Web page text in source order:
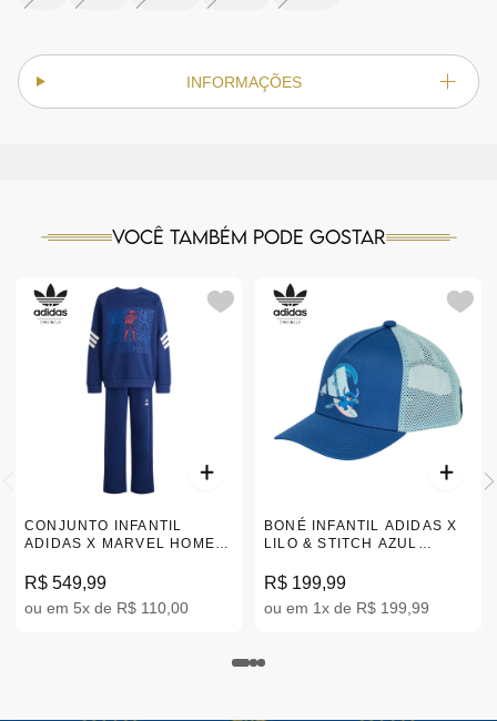
INFORMAÇÕES
Você também pode gostar
CONJUNTO INFANTIL
ADIDAS X MARVEL HOMEM
JZ3569
R$ 549,99
ou em 5x de R$ 110,00
BONÉ INFANTIL ADIDAS X
LILO & STITCH AZUL
R$ 199,99
ou em 1x de R$ 199,99